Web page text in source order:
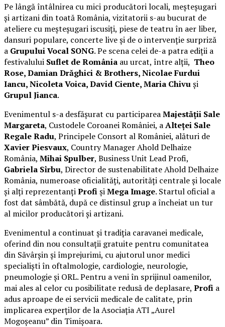
Pe lângă întâlnirea cu mici producători locali, meșteșugari
și artizani din toată România, vizitatorii s-au bucurat de
ateliere cu meșteșugari iscusiți, piese de teatru în aer liber,
dansuri populare, concerte live și de o intervenție surpriză
a Grupului Vocal SONG. Pe scena celei de-a patra ediții a
festivalului Suflet de România au urcat, între alții, Theo
Rose, Damian Drăghici & Brothers, Nicolae Furdui
Iancu, Nicoleta Voica, David Ciente, Maria Chivuși
Grupul Jianca.
Evenimentul s-a desfășurat cu participareaMajestății Sale
Margareta, Custodele Coroanei României, aAlteței Sale
Regale Radu, Principele Consort al României, alături de
Xavier Piesvaux, Country Manager Ahold Delhaize
România, Mihai Spulber, Business Unit Lead Profi,
Gabriela Sîrbu, Director de sustenabilitate Ahold Delhaize
România, numeroase oficialități, autorități centrale și locale
și alți reprezentanțiProfișiMega Image. Startul oficial a
fost dat sâmbătă, după ce distinsul grup a încheiat un tur
al micilor producători și artizani.
Evenimentul a continuat și tradiția caravanei medicale,
oferind din nou consultații gratuite pentru comunitatea
din Săvârșin și împrejurimi, cu ajutorul unor medici
specialiști în oftalmologie, cardiologie, neurologie,
pneumologie și ORL. Pentru a veni în sprijinul oamenilor,
mai ales al celor cu posibilitate redusă de deplasare, Profi a
adus aproape de ei servicii medicale de calitate, prin
implicarea experților de la Asociația ATI „Aurel
Mogoșeanu” din Timișoara.